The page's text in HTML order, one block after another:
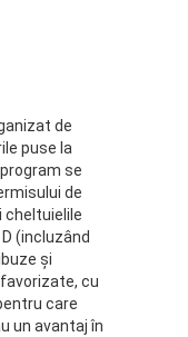
de
puse la
se
de
cheltuielile
(incluzând
și
cu
care
un avantaj în